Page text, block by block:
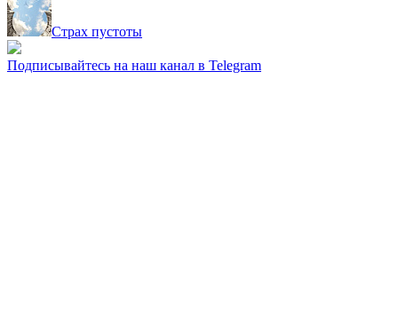
Страх пустоты
Подписывайтесь на наш канал в Telegram